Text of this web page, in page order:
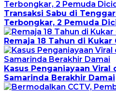
Transaksi Sabu di
Terbongkar, 2 Pemuda
Remaja 18 Tahun di
Kasus Penganiayaan Viral
Samarinda Berakhir Damai